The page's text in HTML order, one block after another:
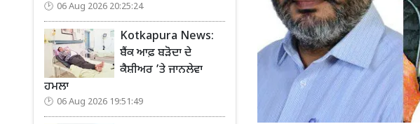
06 Aug 2026 20:25:24
Kotkapura News:
ਬੈਂਕ ਆਫ਼ ਬੜੋਦਾ ਦੇ
ਕੈਸ਼ੀਅਰ ’ਤੇ ਜਾਨਲੇਵਾ
ਹਮਲਾ
06 Aug 2026 19:51:49